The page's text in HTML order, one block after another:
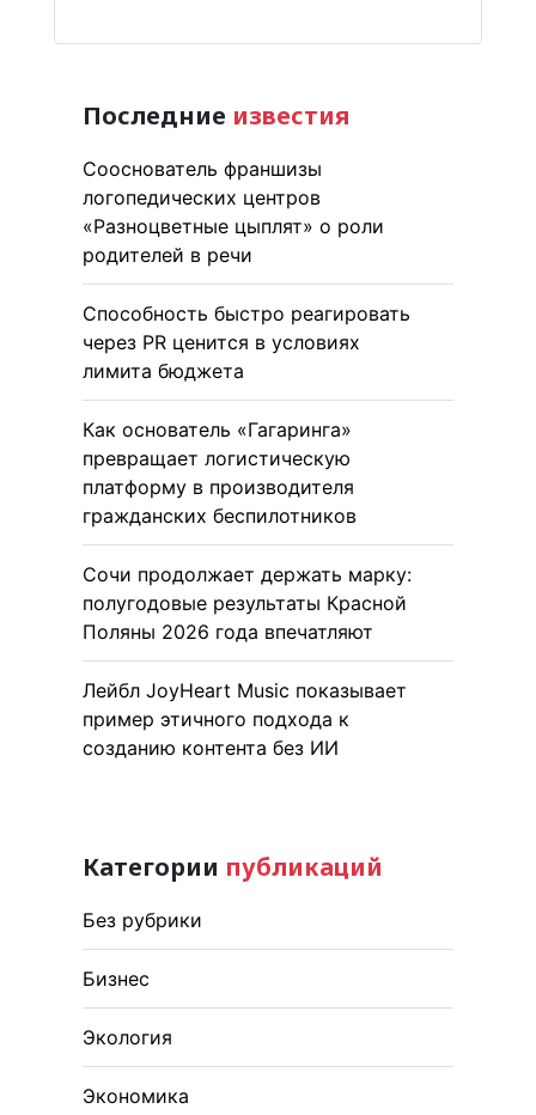
Последние известия
Сооснователь франшизы
логопедических центров
«Разноцветные цыплят» о роли
родителей в речи
Способность быстро реагировать
через PR ценится в условиях
лимита бюджета
Как основатель «Гагаринга»
превращает логистическую
платформу в производителя
гражданских беспилотников
Сочи продолжает держать марку:
полугодовые результаты Красной
Поляны 2026 года впечатляют
Лейбл JoyHeart Music показывает
пример этичного подхода к
созданию контента без ИИ
Категории публикаций
Без рубрики
Бизнес
Экология
Экономика